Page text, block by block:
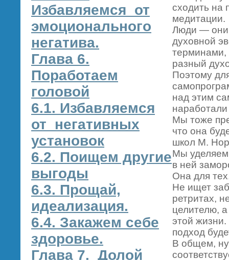
Избавляемся от
эмоционального
негатива.
Глава 6.
Поработаем
головой
6.1. Избавляемся
от негативных
установок
6.2. Поищем другие
выгоды
6.3. Прощай,
идеализация.
6.4. Закажем себе
здоровье.
Глава 7. Долой
сходить на
медитации.
Люди — они
духовной
терминами,
разный
Поэтому
над этим
наработали
Мы тоже
что она
школ М.
Мы
в ней
Она для
Не ищет
ретритах,
целителю,
этой
подход
В общем,